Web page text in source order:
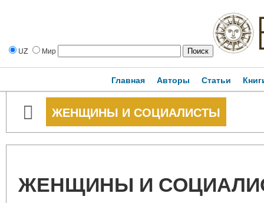
UZ Мир
Главная Авторы Статьи
ЖЕНЩИНЫ И СОЦИАЛИСТЫ
ЖЕНЩИНЫ И